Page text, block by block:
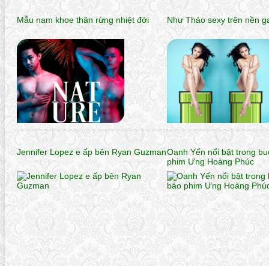
Mẫu nam khoe thân rừng nhiệt đới Như Thảo sexy trên nền
Jennifer Lopez e ấp bên Ryan GuzmanOanh Yến nổi bật trong
phim Ưng Hoàng Phúc